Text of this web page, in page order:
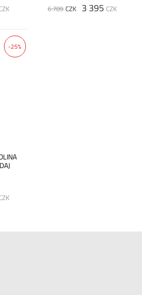
6 789 CZK 3 395 CZK
-25%